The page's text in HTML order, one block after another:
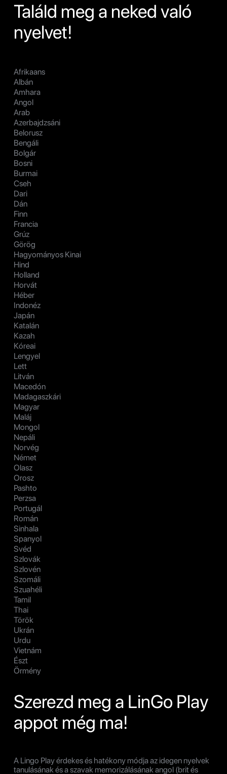
Találd meg a neked való
nyelvet!
Afrikaans
Albán
Amhara
Angol
Arab
Azerbajdzsáni
Belorusz
Bengáli
Bolgár
Bosni
Burmai
Cseh
Dari
Dán
Finn
Francia
Grúz
Görög
Hagyományos Kinai
Hind
Holland
Horvát
Héber
Indonéz
Japán
Katalán
Kazah
Kóreai
Lengyel
Lett
Litván
Macedón
Madagaszkári
Magyar
Maláj
Mongol
Nepáli
Norvég
Német
Olasz
Orosz
Pashto
Perzsa
Portugál
Román
Sinhala
Spanyol
Svéd
Szlovák
Szlovén
Szomáli
Szuahéli
Tamil
Thai
Török
Ukrán
Urdu
Vietnám
Észt
Örmény
Szerezd meg a LinGo Play
appot még ma!
A Lingo Play érdekes és hatékony módja az idegen nyelvek
tanulásának és a szavak memorizálásának angol (brit és